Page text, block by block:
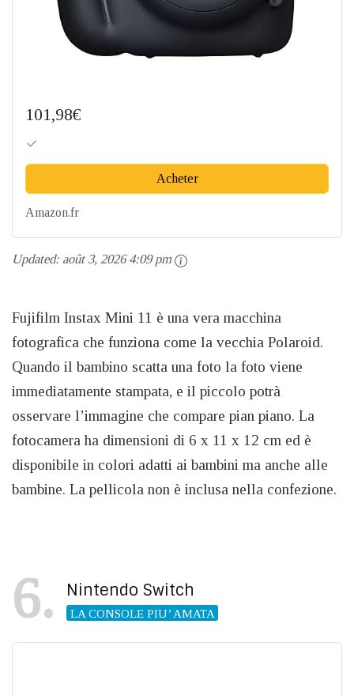
101,98€
Acheter
Amazon.fr
Updated: août 3, 2026 4:09 pm
Fujifilm Instax Mini 11 è una vera macchina
fotografica che funziona come la vecchia Polaroid.
Quando il bambino scatta una foto la foto viene
immediatamente stampata, e il piccolo potrà
osservare l’immagine che compare pian piano. La
fotocamera ha dimensioni di 6 x 11 x 12 cm ed è
disponibile in colori adatti ai bambini ma anche alle
bambine. La pellicola non è inclusa nella confezione.
6 Nintendo Switch
LA CONSOLE PIU’ AMATA